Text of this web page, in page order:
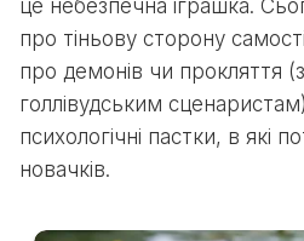
це небезпечна іграшка.
про тіньову сторону
про демонів чи прокляття
голлівудським
психологічні пастки, в які
новачків.